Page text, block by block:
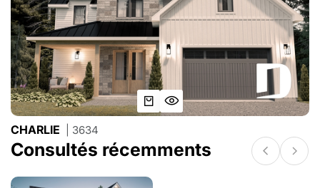
CHARLIE | 3634
Consultés récemments